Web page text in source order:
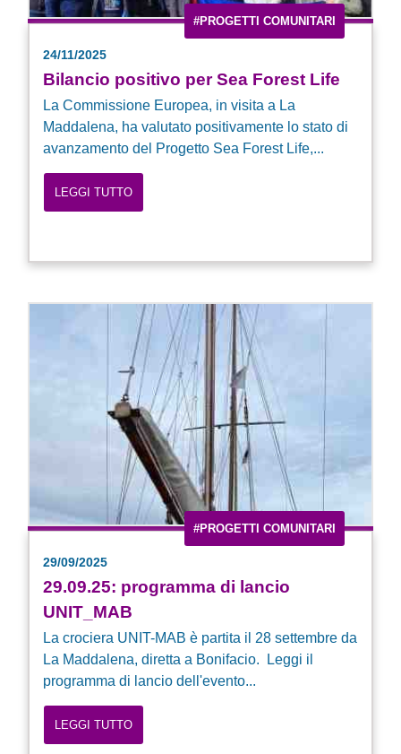
#PROGETTI COMUNITARI
24/11/2025
Bilancio positivo per Sea Forest Life
La Commissione Europea, in visita a La
Maddalena, ha valutato positivamente lo stato di
avanzamento del Progetto Sea Forest Life,...
LEGGI TUTTO
#PROGETTI COMUNITARI
29/09/2025
29.09.25: programma di lancio
UNIT_MAB
La crociera UNIT-MAB è partita il 28 settembre da
La Maddalena, diretta a Bonifacio. Leggi il
programma di lancio dell'evento...
LEGGI TUTTO